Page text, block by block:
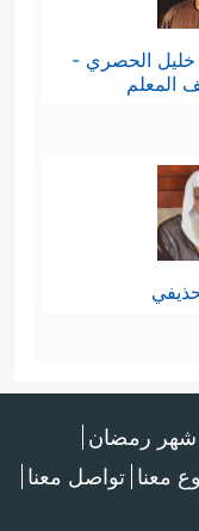
خليل الحصري -
المعلم
شهر رمضان
معنا تواصل معنا